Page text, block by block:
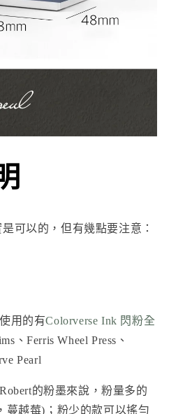
可以的，但有幾點要注意：
用的有Colorverse Ink 閃粉全
、Ferris Wheel Press 、
Pearl
的粉墨來說，粉量多的
蔓越莓)；粉少的款可以搖勻